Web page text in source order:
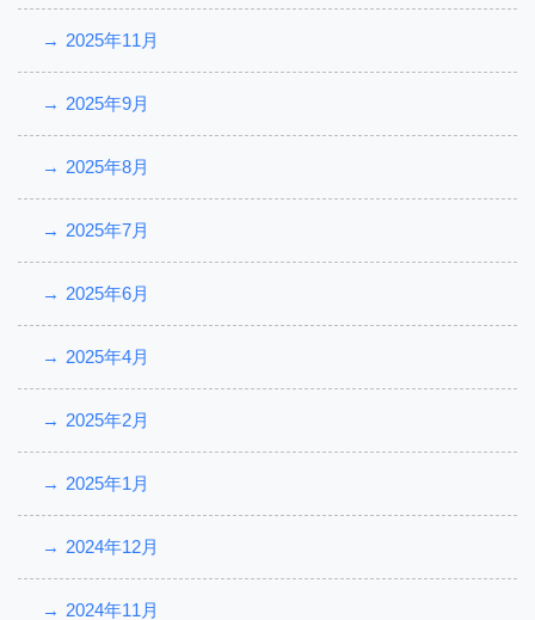
2025年11月
2025年9月
2025年8月
2025年7月
2025年6月
2025年4月
2025年2月
2025年1月
2024年12月
2024年11月